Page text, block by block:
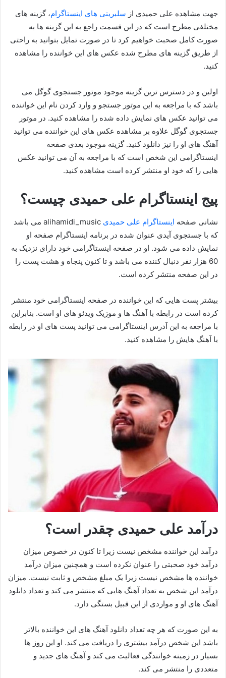
جهت مشاهده علی حمیدی از سلبریتی های اینستاگرام، گزینه های
مختلفی مطرح است که در این قسمت راجع به این گزینه ها به
صورت کامل صحبت خواهیم کرد تا در صورت تمایل بتوانید به راحتی
از طريق گزینه های مطرح شده عکس های این خواننده را مشاهده
کنید.
اولین و در دسترس ترین گزینه موجود موتور جستجوی گوگل می
باشد که با مراجعه به این موتور جستجو و وارد کردن نام این خواننده
می توانید عکس های نمایش داده شده را مشاهده کنید. در موتور
جستجوی گوگل علاوه بر مشاهده عکس های این خواننده می توانید
آهنگ های او را نیز دانلود کنید. گزینه موجود بعدی صفحه
اینستاگرامی این شخص است که با مراجعه به آن می توانید عکس
هایی را که خود او منتشر کرده است مشاهده کنید.
پیج اینستاگرام علی حمیدی چیست؟
نشانی صفحه اینستاگرام علی حمیدی
alihamidi_music می باشد
که با جستجوی آيدی عنوان شده در برنامه اینستاگرام صفحه او
نمایش داده می شود. او در صفحه اینستاگرامی خود دارای نزدیک به
60 هزار نفر دنبال کننده می باشد و تا کنون پنجاه و هشت پست را
در این صفحه منتشر کرده است.
بیشتر پست هایی که این خواننده در صفحه اینستاگرامی خود منتشر
کرده است در رابطه با آهنگ ها و موزیک ویدئو های او است. بنابراین
با مراجعه به این آدرس اینستاگرامی می توانید پست های او در رابطه
با آهنگ هایش را مشاهده کنید.
درآمد علی حمیدی چقدر است؟
درآمد این خواننده مشخص نیست زیرا تا کنون در خصوص میزان
درآمد خود صحبتی را عنوان نکرده است و همچنین میزان درآمد
خواننده ها مشخص نیست زیرا یک مبلغ مشخص و ثابت نیست. میزان
درآمد این شخص به تعداد آهنگ هایی که منتشر می کند و تعداد دانلود
آهنگ های او و مواردی از این قبیل بستگی دارد.
به این صورت که هر چه تعداد دانلود آهنگ های این خواننده بالاتر
باشد این شخص درآمد بيشتری را دریافت می کند. او این روز ها
بسیار در زمینه خوانندگی فعالیت می کند و آهنگ های جدید و
متعددی را منتشر می کند.